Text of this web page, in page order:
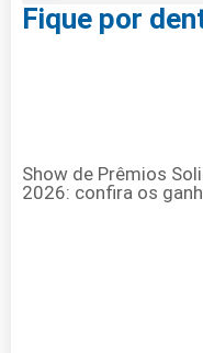
Fique por
Show de Prêmios
2026: confira os